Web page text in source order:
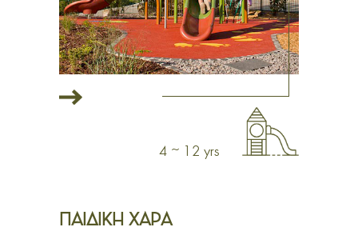
4 ~ 12 yrs
ΠΑΙΔΙΚΗ ΧΑΡΑ